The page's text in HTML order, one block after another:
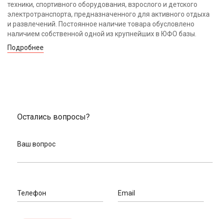
техники, спортивного оборудования, взрослого и детского
электротранспорта, предназначенного для активного отдыха
и развлечений. Постоянное наличие товара обусловлено
наличием собственной одной из крупнейших в ЮФО базы.
Подробнее
Остались вопросы?
Ваш вопрос
Телефон Email